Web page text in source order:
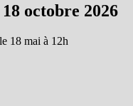
octobre 2026
18 mai à 12h